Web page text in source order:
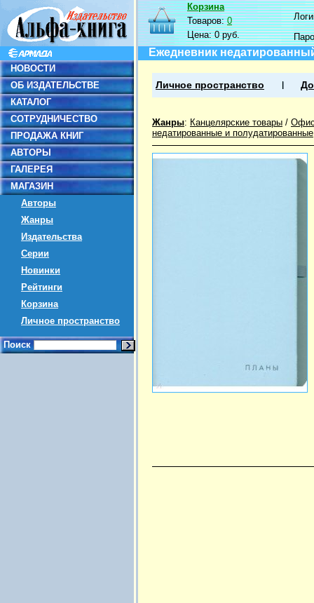
НОВОСТИ
ОБ ИЗДАТЕЛЬСТВЕ
КАТАЛОГ
СОТРУДНИЧЕСТВО
ПРОДАЖА КНИГ
АВТОРЫ
ГАЛЕРЕЯ
МАГАЗИН
Авторы
Жанры
Издательства
Серии
Новинки
Рейтинги
Корзина
Личное пространство
Поиск
Корзина
Товаров:0
Цена:0 руб.
Ежедневник
Личное пространство
Жанры: Канцелярские товары /
недатированные и полудатированные